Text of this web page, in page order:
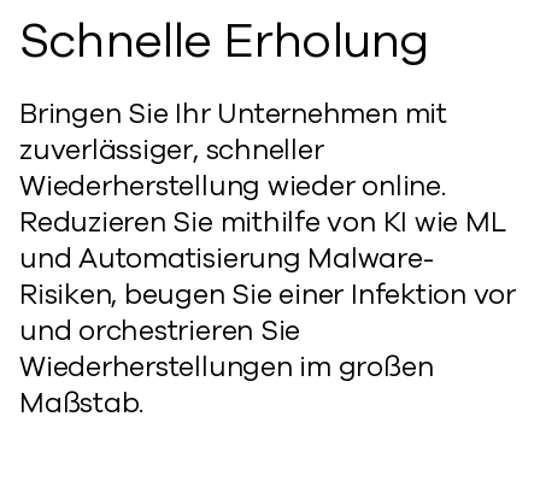
Schnelle Erholung
Bringen Sie Ihr Unternehmen mit
zuverlässiger, schneller
Wiederherstellung wieder online.
Reduzieren Sie mithilfe von KI wie ML
und Automatisierung Malware-
Risiken, beugen Sie einer Infektion vor
und orchestrieren Sie
Wiederherstellungen im großen
Maßstab.